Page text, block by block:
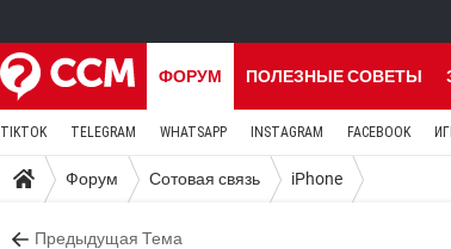
ФОРУМ ПОЛЕЗНЫЕ СОВЕТЫ
TIKTOK TELEGRAM WHATSAPP INSTAGRAM FACEBOOK
Форум Сотовая связь iPhone
Предыдущая Тема